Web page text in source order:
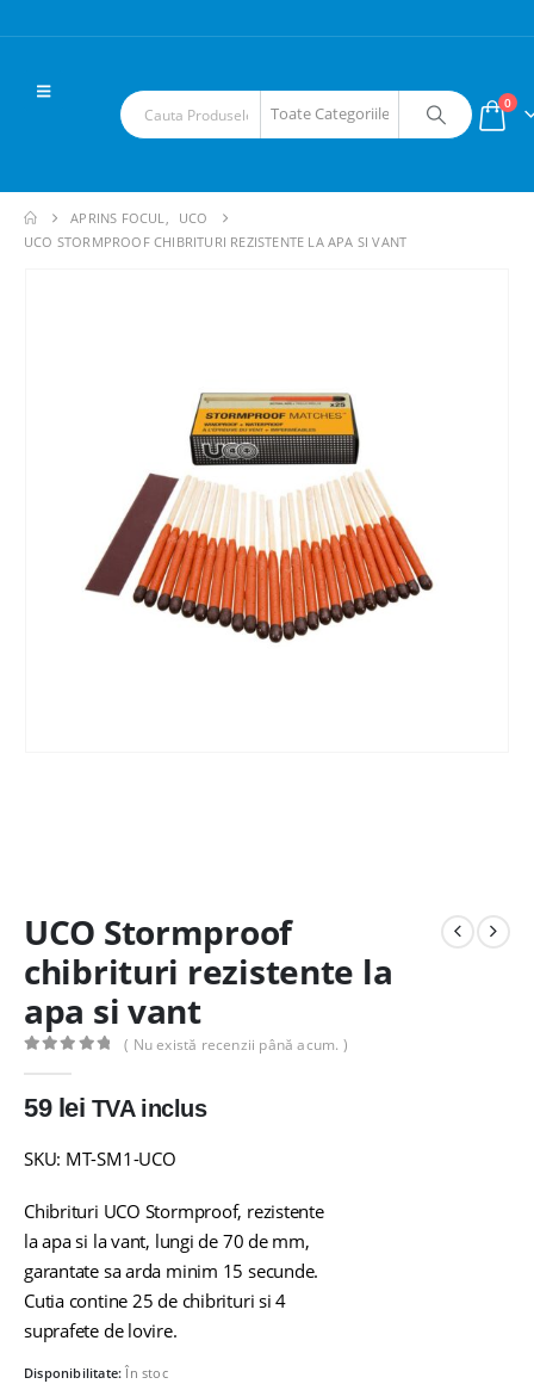
0
APRINS FOCUL,
UCO
UCO STORMPROOF CHIBRITURI REZISTENTE LA APA SI VANT
UCO Stormproof
chibrituri rezistente la
apa si vant
( Nu există recenzii până acum. )
59 lei TVA inclus
SKU: MT-SM1-UCO
Chibrituri UCO Stormproof, rezistente
la apa si la vant, lungi de 70 de mm,
garantate sa arda minim 15 secunde.
Cutia contine 25 de chibrituri si 4
suprafete de lovire.
Disponibilitate:În stoc